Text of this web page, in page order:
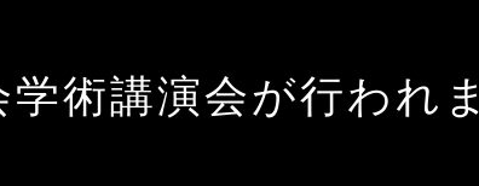
術講演会が行われま